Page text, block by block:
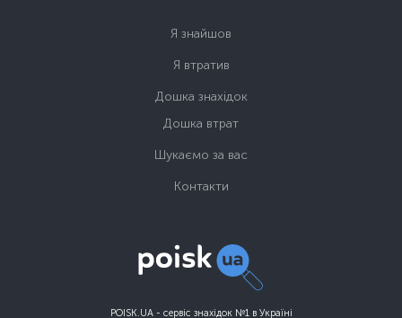
POISK.UA - сервіс знахідок №1 в Україні
Я знайшов
Я втратив
Дошка знахідок
Дошка втрат
Шукаємо за вас
Контакти